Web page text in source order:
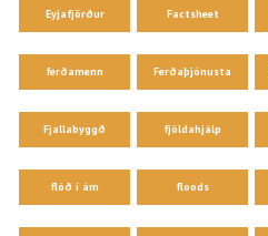
Eyjafjörður Factsheet
ferðamenn Ferðaþjónusta
Fjallabyggð fjöldahjálp
flóð í ám floods